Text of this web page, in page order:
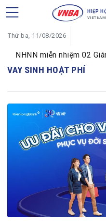
HIỆP
Thứ ba, 11/08/2026
NHNN miễn nhiệm 02
VAY SINH HOẠT PHÍ